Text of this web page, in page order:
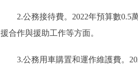
2.公務接待費。2022年預算數0.5萬
援合作與援助工作等方面。
3.公務用車購置和運作維護費。